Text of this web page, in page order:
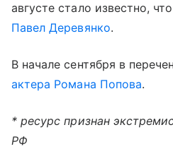
августе стало известно,
Павел Деревянко.
В начале сентября в
актера Романа Попова.
* ресурс признан
РФ